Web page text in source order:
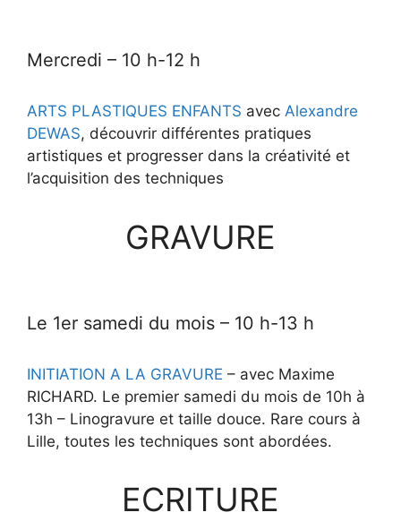
Mercredi – 10 h-12 h
ARTS PLASTIQUES ENFANTS avec Alexandre
DEWAS, découvrir différentes pratiques
artistiques et progresser dans la créativité et
l’acquisition des techniques
GRAVURE
Le 1er samedi du mois – 10 h-13 h
INITIATION A LA GRAVURE – avec Maxime
RICHARD. Le premier samedi du mois de 10h à
13h – Linogravure et taille douce. Rare cours à
Lille, toutes les techniques sont abordées.
ECRITURE